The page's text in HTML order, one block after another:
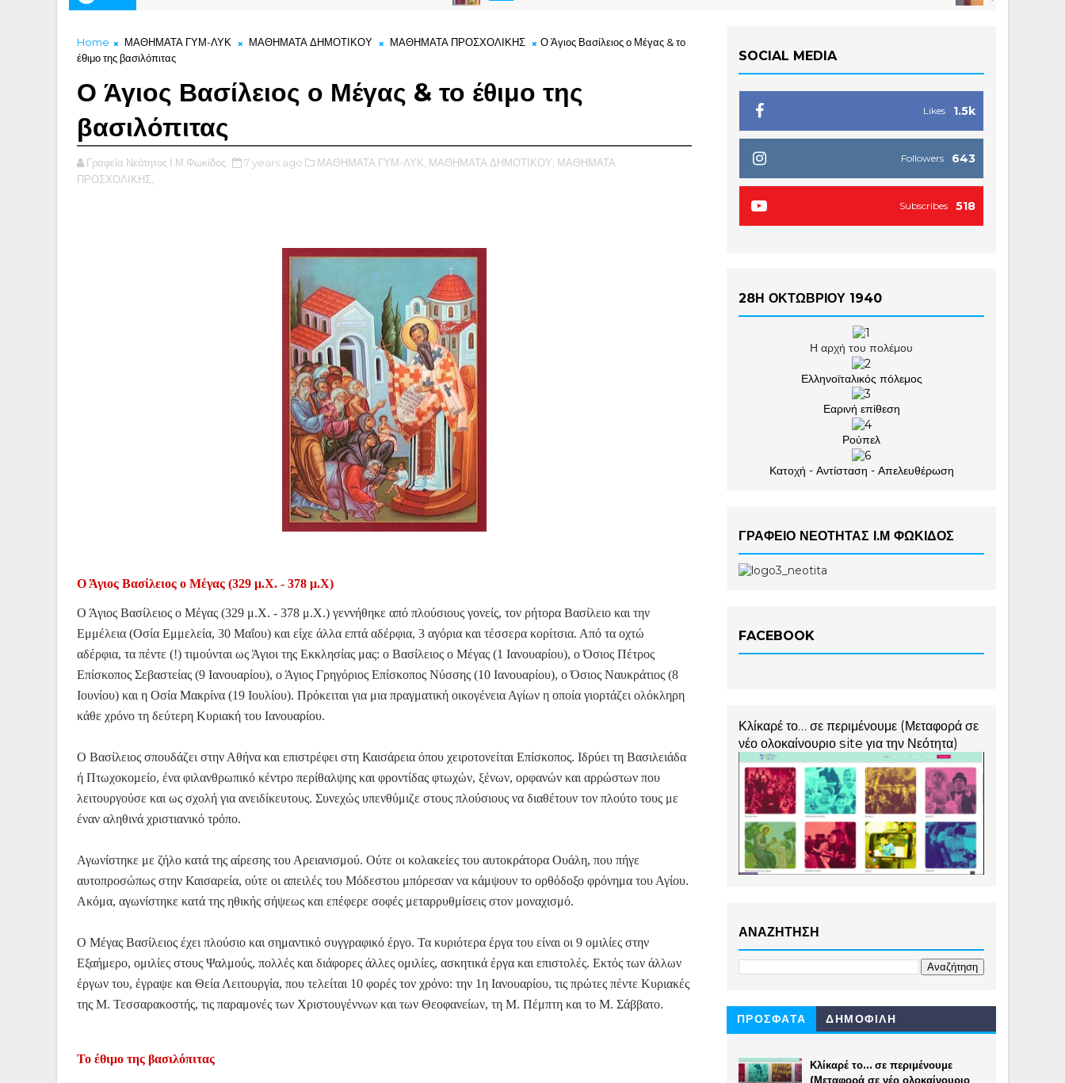
Home ΜΑΘΗΜΑΤΑ ΓΥΜ-ΛΥΚ ΜΑΘΗΜΑΤΑ ΔΗΜΟΤΙΚΟΥ ΜΑΘΗΜΑΤΑ ΠΡΟΣΧΟΛΙΚΗΣ
Ο Άγιος Βασίλειος ο Μέγας & το
έθιμο της βασιλόπιτας
Ο Άγιος Βασίλειος ο Μέγας & το έθιμο της
βασιλόπιτας
Γραφεία Νεότητος Ι.Μ.Φωκίδος 7 years ago ΜΑΘΗΜΑΤΑ ΓΥΜ-ΛΥΚ, ΜΑΘΗΜΑΤΑ ΔΗΜΟΤΙΚΟΥ, ΜΑΘΗΜΑΤΑ
ΠΡΟΣΧΟΛΙΚΗΣ,
Ο Άγιος Βασίλειος ο Μέγας (329 μ.Χ. - 378 μ.Χ)
Ο Άγιος Βασίλειος ο Μέγας (329 μ.Χ. - 378 μ.Χ.) γεννήθηκε από πλούσιους γονείς, τον ρήτορα Βασίλειο και την
Εμμέλεια (Οσία Εμμελεία, 30 Μαΐου) και είχε άλλα επτά αδέρφια, 3 αγόρια και τέσσερα κορίτσια. Από τα οχτώ
αδέρφια, τα πέντε (!) τιμούνται ως Άγιοι της Εκκλησίας μας: ο Βασίλειος ο Μέγας (1 Ιανουαρίου), ο Όσιος Πέτρος
Επίσκοπος Σεβαστείας (9 Ιανουαρίου), ο Άγιος Γρηγόριος Επίσκοπος Νύσσης (10 Ιανουαρίου), ο Όσιος Ναυκράτιος (8
Ιουνίου) και η Οσία Μακρίνα (19 Ιουλίου). Πρόκειται για μια πραγματική οικογένεια Αγίων η οποία γιορτάζει ολόκληρη
κάθε χρόνο τη δεύτερη Κυριακή του Ιανουαρίου.
Ο Βασίλειος σπουδάζει στην Αθήνα και επιστρέφει στη Καισάρεια όπου χειροτονείται Επίσκοπος. Ιδρύει τη Βασιλειάδα
ή Πτωχοκομείο, ένα φιλανθρωπικό κέντρο περίθαλψης και φροντίδας φτωχών, ξένων, ορφανών και αρρώστων που
λειτουργούσε και ως σχολή για ανειδίκευτους. Συνεχώς υπενθύμιζε στους πλούσιους να διαθέτουν τον πλούτο τους με
έναν αληθινά χριστιανικό τρόπο.
Αγωνίστηκε με ζήλο κατά της αίρεσης του Αρειανισμού. Ούτε οι κολακείες του αυτοκράτορα Ουάλη, που πήγε
αυτοπροσώπως στην Καισαρεία, ούτε οι απειλές του Μόδεστου μπόρεσαν να κάμψουν το ορθόδοξο φρόνημα του Αγίου.
Ακόμα, αγωνίστηκε κατά της ηθικής σήψεως και επέφερε σοφές μεταρρυθμίσεις στον μοναχισμό.
Ο Μέγας Βασίλειος έχει πλούσιο και σημαντικό συγγραφικό έργο. Τα κυριότερα έργα του είναι οι 9 ομιλίες στην
Εξαήμερο, ομιλίες στους Ψαλμούς, πολλές και διάφορες άλλες ομιλίες, ασκητικά έργα και επιστολές. Εκτός των άλλων
έργων του, έγραψε και Θεία Λειτουργία, που τελείται 10 φορές τον χρόνο: την 1η Ιανουαρίου, τις πρώτες πέντε Κυριακές
της Μ. Τεσσαρακοστής, τις παραμονές των Χριστουγέννων και των Θεοφανείων, τη Μ. Πέμπτη και το Μ. Σάββατο.
Το έθιμο της βασιλόπιτας
SOCIAL MEDIA
1.5k
Likes
643
Followers
518
Subscribes
28Η ΟΚΤΩΒΡΙΟΥ 1940
Η αρχή του πολέμου
Ελληνοϊταλικός πόλεμος
Εαρινή επίθεση
Ρούπελ
Κατοχή - Αντίσταση - Απελευθέρωση
ΓΡΑΦΕΙΟ ΝΕΟΤΗΤΑΣ Ι.Μ ΦΩΚΙΔΟΣ
FACEBOOK
Κλίκαρέ το… σε περιμένουμε (Μεταφορά σε
νέο ολοκαίνουριο site για την Νεότητα)
ΑΝΑΖΗΤΗΣΗ
ΠΡΟΣΦΑΤΑ ΔΗΜΟΦΙΛΗ
Κλίκαρέ το… σε περιμένουμε
(Μεταφορά σε νέο ολοκαίνουριο